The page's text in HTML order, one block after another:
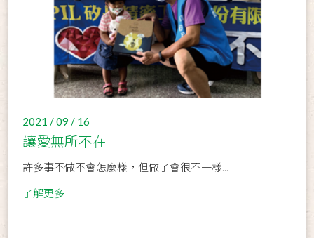
2021 / 09 / 16
讓愛無所不在
許多事不做不會怎麼樣，但做了會很不一樣...
了解更多